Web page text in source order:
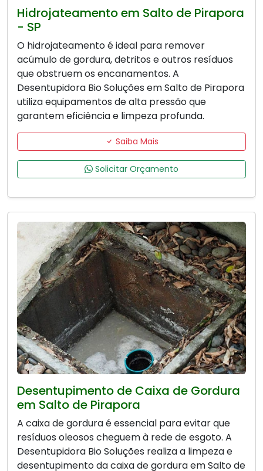
Hidrojateamento em Salto de Pirapora
- SP
O hidrojateamento é ideal para remover
acúmulo de gordura, detritos e outros resíduos
que obstruem os encanamentos. A
Desentupidora Bio Soluções em Salto de Pirapora
utiliza equipamentos de alta pressão que
garantem eficiência e limpeza profunda.
Saiba Mais
Solicitar Orçamento
Desentupimento de Caixa de Gordura
em Salto de Pirapora
A caixa de gordura é essencial para evitar que
resíduos oleosos cheguem à rede de esgoto. A
Desentupidora Bio Soluções realiza a limpeza e
desentupimento da caixa de gordura em Salto de